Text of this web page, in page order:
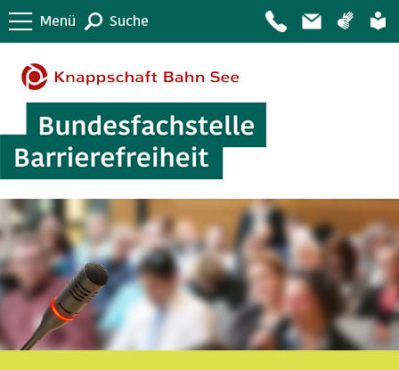
Menü Suche